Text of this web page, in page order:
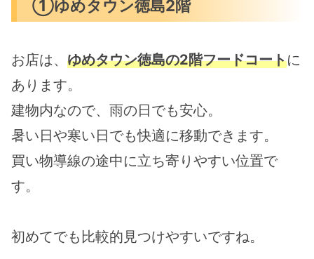
①ゆめタウン徳島2階
お店は、 ゆめタウン徳島の2階フードコートに
あります。
建物内なので、雨の日でも安心。
暑い日や寒い日でも快適に移動できます。
買い物導線の途中に立ち寄りやすい位置で
す。
初めてでも比較的見つけやすいですね。